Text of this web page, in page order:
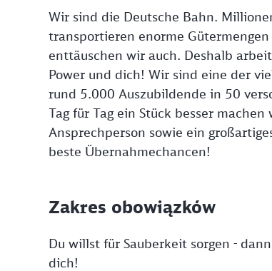
Wir sind die Deutsche Bahn.
transportieren enorme
enttäuschen wir auch. Deshalb
Power und dich! Wir sind eine der
rund 5.000 Auszubildende in 50
Tag für Tag ein Stück besser
Ansprechperson sowie ein
beste Übernahmechancen!
Zakres obowiązków
Du willst für Sauberkeit sorgen -
dich!